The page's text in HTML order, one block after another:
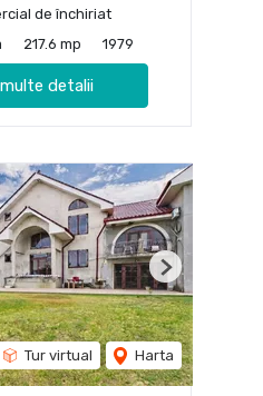
de închiriat
217.6 mp 1979
detalii
Tur virtual Harta
Next